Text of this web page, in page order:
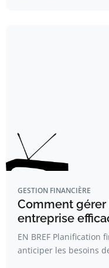
GESTION FINANCIÈRE
Comment
entreprise
EN BREF Planification
anticiper les besoins